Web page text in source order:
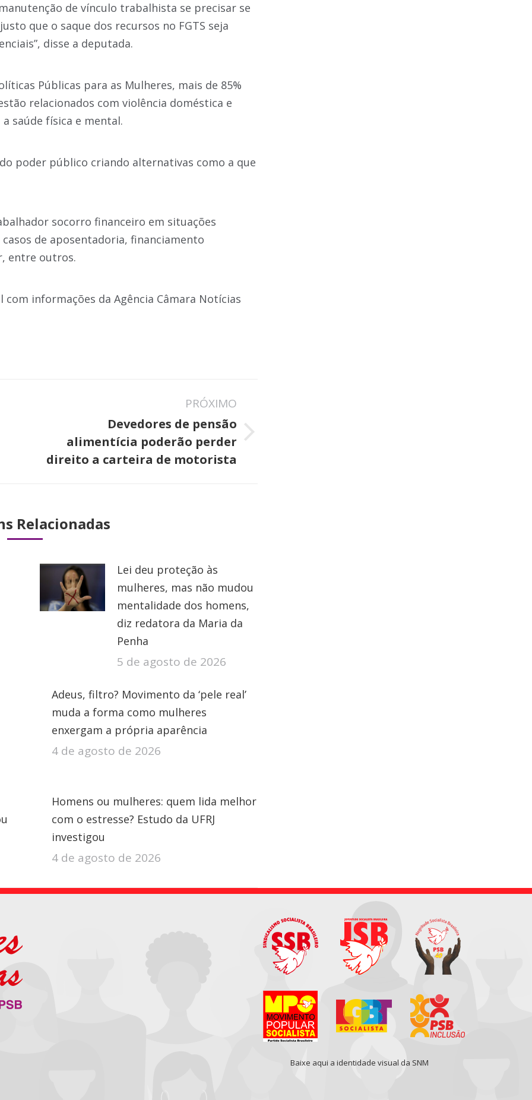
de vínculo trabalhista se precisar se
que o saque dos recursos no FGTS seja
disse a deputada.
Públicas para as Mulheres, mais de 85%
relacionados com violência doméstica e
saúde física e mental.
poder público criando alternativas como a que
socorro financeiro em situações
de aposentadoria, financiamento
entre outros.
com informações da Agência Câmara Notícias
PRÓXIMO
Próximo
post:
Devedores de pensão
alimentícia poderão perder
direito a carteira de motorista
Relacionadas
Lei deu proteção às
mulheres, mas não mudou
mentalidade dos homens,
diz redatora da Maria da
Penha
5 de agosto de 2026
Adeus, filtro? Movimento da ‘pele real’
muda a forma como mulheres
enxergam a própria aparência
4 de agosto de 2026
Homens ou mulheres: quem lida melhor
com o estresse? Estudo da UFRJ
investigou
4 de agosto de 2026
Baixe aqui a identidade visual da SNM